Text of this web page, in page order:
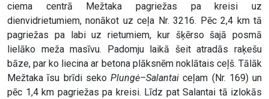
ciema centrā Mežtaka pagriežas pa kreisi uz
dienvidrietumiem, nonākot uz ceļa Nr. 3216. Pēc 2,4 km tā
pagriežas pa labi uz rietumiem, kur šķērso šajā posmā
lielāko meža masīvu. Padomju laikā šeit atradās raķešu
bāze, par ko liecina ar betona plāksnēm noklātais ceļš. Tālāk
Mežtaka īsu brīdi seko Plungė–Salantai ceļam (Nr. 169) un
pēc 1,4 km pagriežas pa kreisi. Līdz pat Salantai tā izlokās